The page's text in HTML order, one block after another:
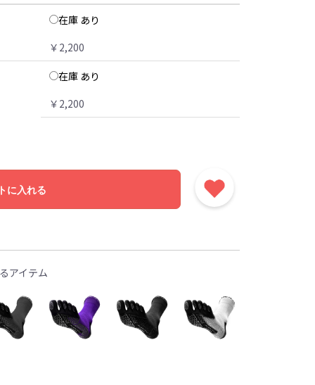
在庫 あり
￥2,200
在庫 あり
￥2,200
に入れる
アイテム